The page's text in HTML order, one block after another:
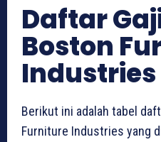
Daftar
Boston
Industries
Berikut ini adalah tabel
Furniture Industries yang